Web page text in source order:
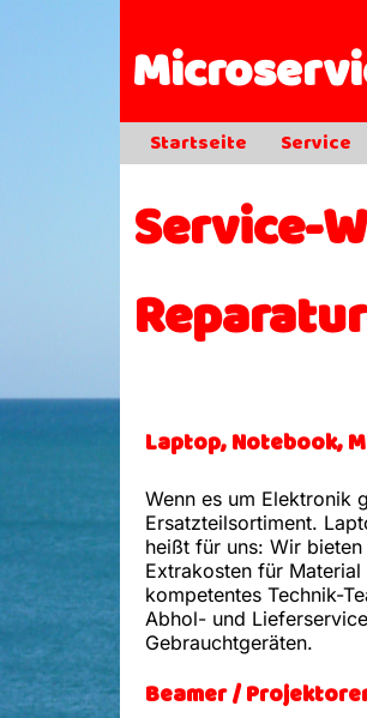
Startseite Service
Service-
Laptop, Notebook,
Wenn es um Elektronik
Ersatzteilsortiment.
heißt für uns: Wir
Extrakosten für
kompetentes Technik-
Abhol- und
Gebrauchtgeräten.
Beamer /